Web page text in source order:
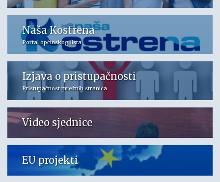
Naša Kostrena
Portal općinskog lista
Izjava o pristupačnosti
Pristupačnost mrežnih stranica
Video sjednice
EU projekti